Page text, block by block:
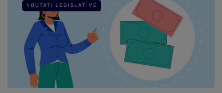
NOUTATI LEGISLATIVE